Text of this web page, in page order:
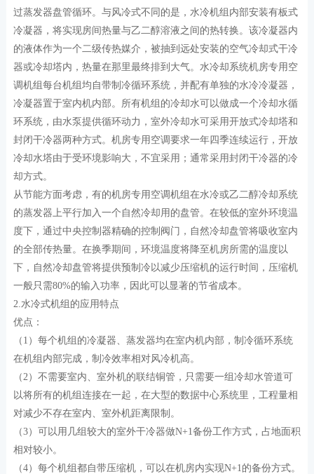
过蒸发器盘管循环。与风冷式不同的是，水冷机组内部安装有板式
冷凝器，将实现房间热量与乙二醇溶液之间的热转换。该冷凝器内
的液体作为一个二级传热媒介，被抽到远处安装的空气冷却式干冷
器或冷却塔内，热量在那里最终排到大气。水冷却系统机房专用空
调机组每台机组均自带制冷循环系统，并配有单独的水冷冷凝器，
冷凝器置于室内机内部。所有机组的冷却水可以做成一个冷却水循
环系统，由水泵提供循环动力，室外冷却水可采用开放式冷却塔和
封闭干冷器两种方式。机房专用空调要求一年四季连续运行，开放
冷却水塔由于受环境影响大，不宜采用；通常采用封闭干冷器的冷
却方式。
从节能方面考虑，有的机房专用空调机组在水冷或乙二醇冷却系统
的蒸发器上平行加入一个自然冷却用的盘管。在较低的室外环境温
度下，通过中央控制器精确的控制阀门，自然冷却盘管将吸收室内
的全部传热量。在换季期间，环境温度将降至机房所需的温度以
下，自然冷却盘管将提供预制冷以减少压缩机的运行时间，压缩机
一般只需80%的输入功率，因此可以显著的节省成本。
2.水冷式机组的应用特点
优点：
（1）每个机组的冷凝器、蒸发器均在室内机内部，制冷循环系统
在机组内部完成，制冷效率相对风冷机高。
（2）不需要室内、室外机的联结铜管，只需要一组冷却水管道可
以将所有的机组连接在一起，在大型的数据中心系统里，工程量相
对减少不存在室内、室外机距离限制。
（3）可以用几组较大的室外干冷器做N+1备份工作方式，占地面积
相对较小。
（4）每个机组都自带压缩机，可以在机房内实现N+1的备份方式。